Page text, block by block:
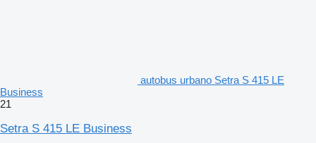
autobus urbano Setra S 415 LE
Business
21
Setra S 415 LE Business